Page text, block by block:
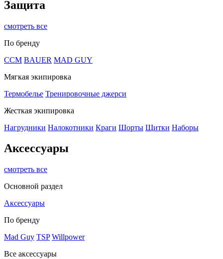
Защита
смотреть все
По бренду
CCM BAUER MAD GUY
Мягкая экипировка
Термобелье Тренировочные джерси
Жесткая экипировка
Нагрудники Налокотники Краги Шорты Щитки Наборы
Аксессуары
смотреть все
Основной раздел
Аксессуары
По бренду
Mad Guy TSP Willpower
Все аксессуары